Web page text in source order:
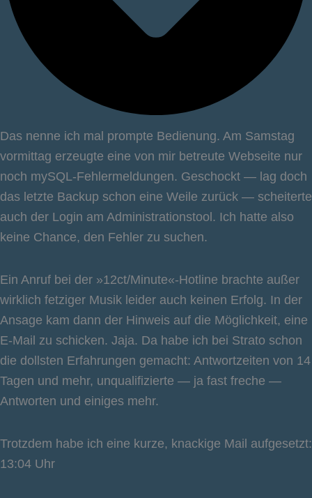
Das nenne ich mal prompte Bedienung. Am Samstag
vormittag erzeugte eine von mir betreute Webseite nur
noch mySQL-Fehlermeldungen. Geschockt — lag doch
das letzte Backup schon eine Weile zurück — scheiterte
auch der Login am Administrationstool. Ich hatte also
keine Chance, den Fehler zu suchen.
Ein Anruf bei der »12ct/Minute«-Hotline brachte außer
wirklich fetziger Musik leider auch keinen Erfolg. In der
Ansage kam dann der Hinweis auf die Möglichkeit, eine
E-Mail zu schicken. Jaja. Da habe ich bei Strato schon
die dollsten Erfahrungen gemacht: Antwortzeiten von 14
Tagen und mehr, unqualifizierte — ja fast freche —
Antworten und einiges mehr.
Trotzdem habe ich eine kurze, knackige Mail aufgesetzt:
13:04 Uhr